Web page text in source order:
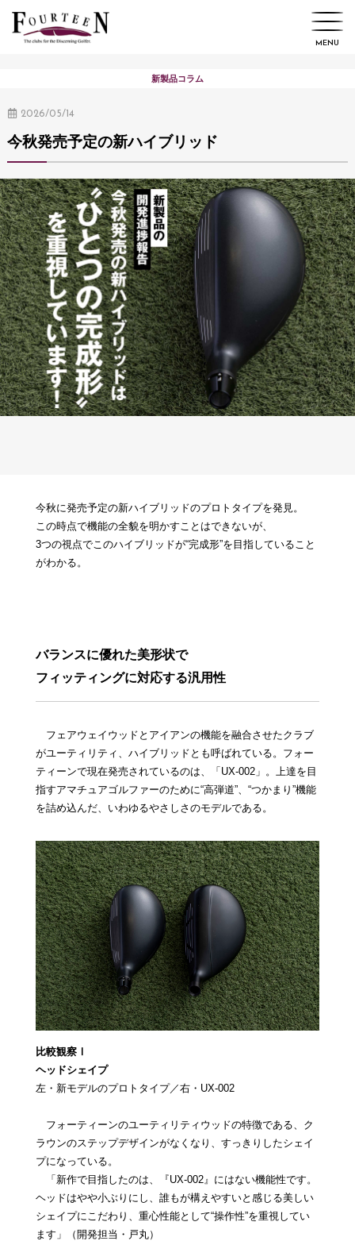
新製品コラム
2026/05/14
今秋発売予定の新ハイブリッド
今秋に発売予定の新ハイブリッドのプロトタイプを発見。
この時点で機能の全貌を明かすことはできないが、
3つの視点でこのハイブリッドが“完成形”を目指していること
がわかる。
バランスに優れた美形状で
フィッティングに対応する汎用性
フェアウェイウッドとアイアンの機能を融合させたクラブ
がユーティリティ、ハイブリッドとも呼ばれている。フォー
ティーンで現在発売されているのは、「UX-002」。上達を目
指すアマチュアゴルファーのために“高弾道”、“つかまり”機能
を詰め込んだ、いわゆるやさしさのモデルである。
比較観察Ⅰ
ヘッドシェイプ
左・新モデルのプロトタイプ／右・UX-002
フォーティーンのユーティリティウッドの特徴である、ク
ラウンのステップデザインがなくなり、すっきりしたシェイ
プになっている。
「新作で目指したのは、『UX-002』にはない機能性です。
ヘッドはやや小ぶりにし、誰もが構えやすいと感じる美しい
シェイプにこだわり、重心性能として“操作性”を重視してい
ます」（開発担当・戸丸）